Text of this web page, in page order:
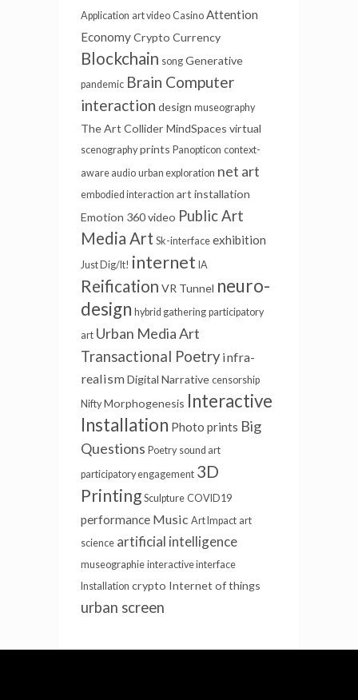
Application art video Casino Attention
EconomyCrypto Currency
Blockchain song Generative
pandemic Brain Computer
interaction design museography
The Art Collider MindSpaces virtual
scenography prints Panopticon context-
aware audio urban exploration net art
embodied interaction art installation
Emotion 360 video Public Art
Media Art Sk-interface exhibition
Just Dig/It! internet IA
Reification VR Tunnel neuro-
design hybrid gathering participatory
art Urban Media Art
Transactional Poetry infra-
realismDigital Narrative censorship
Nifty Morphogenesis Interactive
Installation Photo prints Big
Questions Poetry sound art
participatory engagement 3D
Printing Sculpture COVID19
performance Music Art Impact art
science artificial intelligence
museographie interactive interface
Installation crypto Internet of things
urban screen